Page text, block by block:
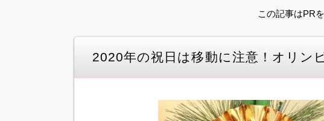
この記事はPR
2020年の祝日は移動に注意！オリン